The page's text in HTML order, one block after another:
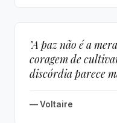
"A paz não é a
coragem de
discórdia parece
— Voltaire